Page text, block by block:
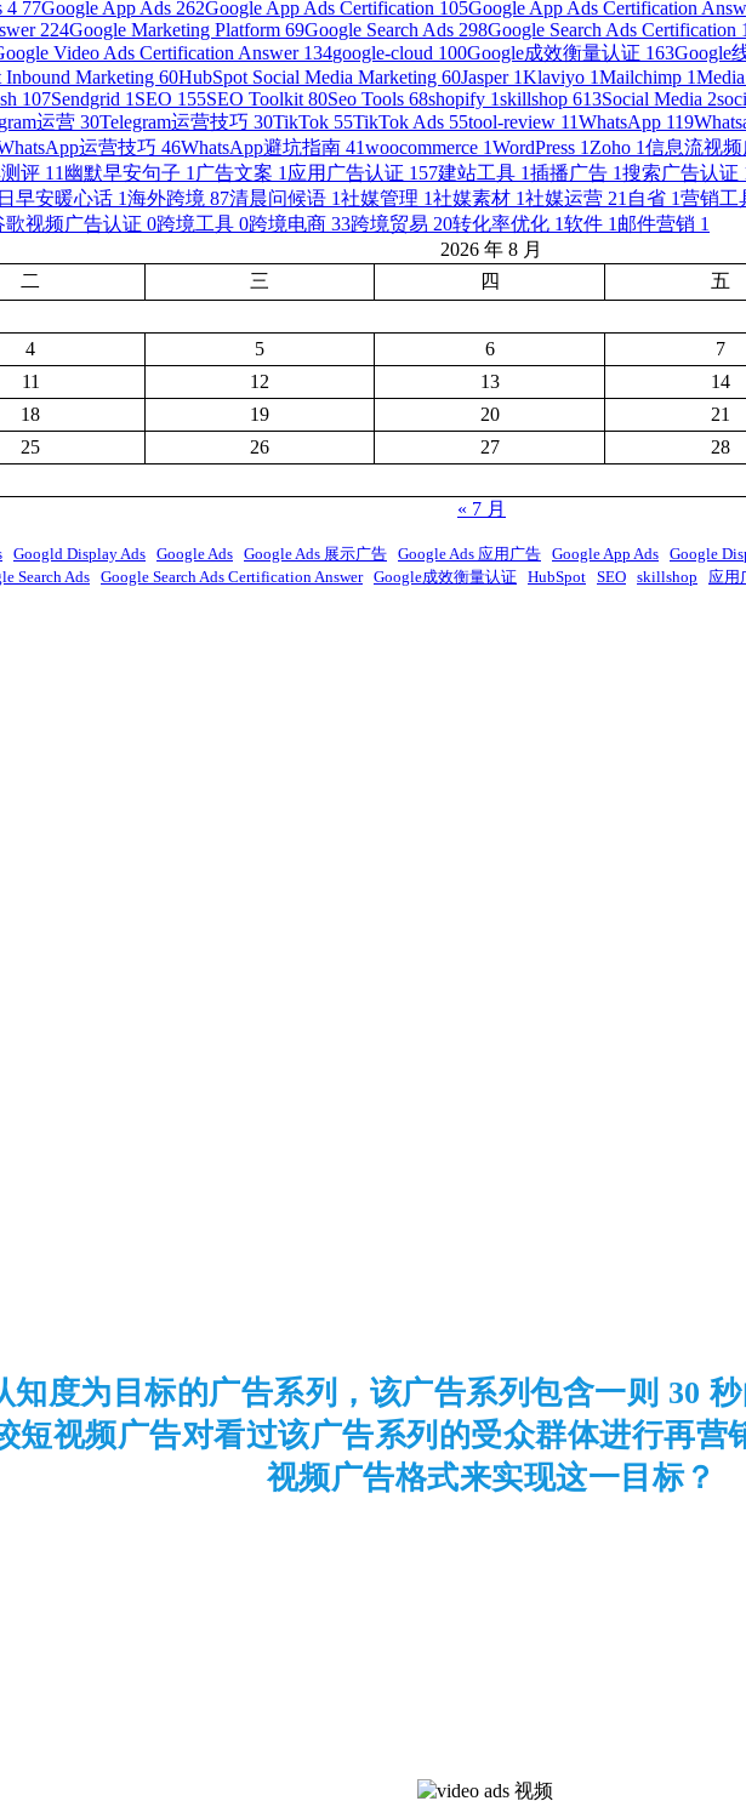
4 77Google App Ads 262Google App Ads Certification 105Google App Ads Certification
224Google Marketing Platform 69Google Search Ads 298Google Search Ads Certification
Video Ads Certification Answer 134google-cloud 100Google成效衡量认证 163Google
Inbound Marketing 60HubSpot Social Media Marketing 60Jasper 1Klaviyo 1Mailchimp 1
107Sendgrid 1 SEO 155SEO Toolkit 80Seo Tools 68shopify 1skillshop 613Social Media 2
运营 30Telegram运营技巧 30TikTok 55TikTok Ads 55tool-review 11WhatsApp 119
运营技巧 46WhatsApp避坑指南 41woocommerce 1WordPress 1 Zoho 1信息流视
评 11 幽默早安句子 1 广告文案 1 应用广告认证 157建站工具 1插播广告 1搜索广告认证
早安暖心话 1海外跨境 87清晨问候语 1社媒管理 1社媒素材 1社媒运营 21 自省 1营销工
歌视频广告认证 0跨境工具 0跨境电商 33跨境贸易 20转化率优化 1软件 1 邮件营销 1
2026 年 8 月
二 三 四 五
4 5 6 7
11 12 13 14
18 19 20 21
25 26 27 28
« 7 月
Googld Display Ads Google Ads Google Ads 展示广告 Google Ads 应用广告 Google App Ads Google
Search Ads Google Search Ads Certification Answer Google成效衡量认证 HubSpot SEO skillshop 应用
知度为目标的广告系列，该广告系列包含一则 30
短视频广告对看过该广告系列的受众群体进行再
视频广告格式来实现这一目标？